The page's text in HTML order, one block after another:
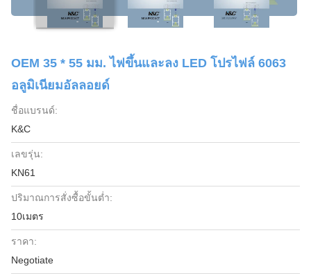
OEM 35 * 55 มม. ไฟขึ้นและลง LED โปรไฟล์ 6063
อลูมิเนียมอัลลอยด์
ชื่อแบรนด์:
K&C
เลขรุ่น:
KN61
ปริมาณการสั่งซื้อขั้นต่ำ:
10เมตร
ราคา:
Negotiate